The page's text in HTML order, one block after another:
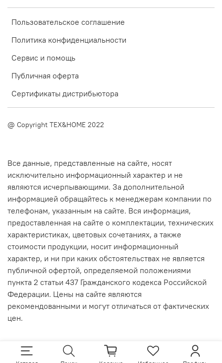
Пользовательское соглашение
Политика конфиденциальности
Сервис и помощь
Публичная оферта
Сертификаты дистрибьютора
@ Copyright TEX&HOME 2022
Все данные, представленные на сайте, носят
исключительно информационный характер и не
являются исчерпывающими. За дополнительной
информацией обращайтесь к менеджерам компании по
телефонам, указанным на сайте. Вся информация,
предоставленная на сайте о комплектации, технических
характеристиках, цветовых сочетаниях, а также
стоимости продукции, носит информационный
характер, и ни при каких обстоятельствах не является
публичной офертой, определяемой положениями
пункта 2 статьи 437 Гражданского кодекса Российской
Федерации. Цены на сайте являются
рекомендованными и могут отличаться от фактических
цен.